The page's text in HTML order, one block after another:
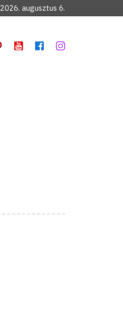
2026. augusztus 6.